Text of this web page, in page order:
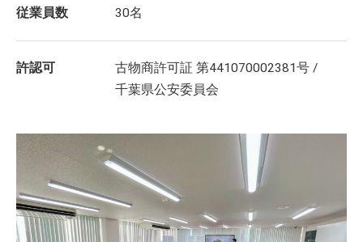
従業員数 30名
許認可
古物商許可証 第441070002381号 /
千葉県公安委員会